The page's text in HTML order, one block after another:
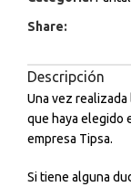
Share:
Descripción
Una vez
que haya elegido
empresa Tipsa.
Si tiene alguna